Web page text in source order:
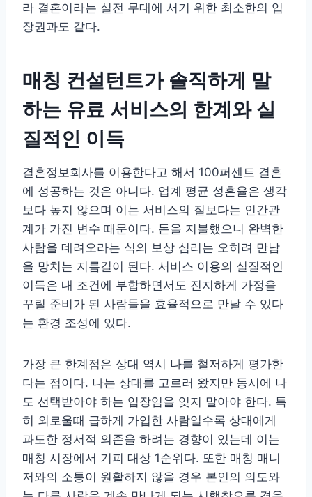
라 결혼이라는 실전 무대에 서기 위한 최소한의 입
장권과도 같다.
매칭 컨설턴트가 솔직하게 말
하는 유료 서비스의 한계와 실
질적인 이득
결혼정보회사를 이용한다고 해서 100퍼센트 결혼
에 성공하는 것은 아니다. 업계 평균 성혼율은 생각
보다 높지 않으며 이는 서비스의 질보다는 인간관
계가 가진 변수 때문이다. 돈을 지불했으니 완벽한
사람을 데려오라는 식의 보상 심리는 오히려 만남
을 망치는 지름길이 된다. 서비스 이용의 실질적인
이득은 내 조건에 부합하면서도 진지하게 가정을
꾸릴 준비가 된 사람들을 효율적으로 만날 수 있다
는 환경 조성에 있다.
가장 큰 한계점은 상대 역시 나를 철저하게 평가한
다는 점이다. 나는 상대를 고르러 왔지만 동시에 나
도 선택받아야 하는 입장임을 잊지 말아야 한다. 특
히 외로울때 급하게 가입한 사람일수록 상대에게
과도한 정서적 의존을 하려는 경향이 있는데 이는
매칭 시장에서 기피 대상 1순위다. 또한 매칭 매니
저와의 소통이 원활하지 않을 경우 본인의 의도와